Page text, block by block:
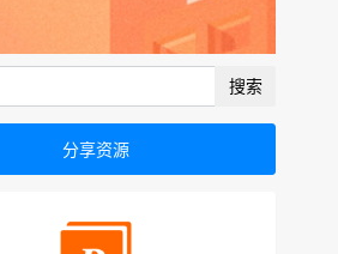
搜索
分享资源